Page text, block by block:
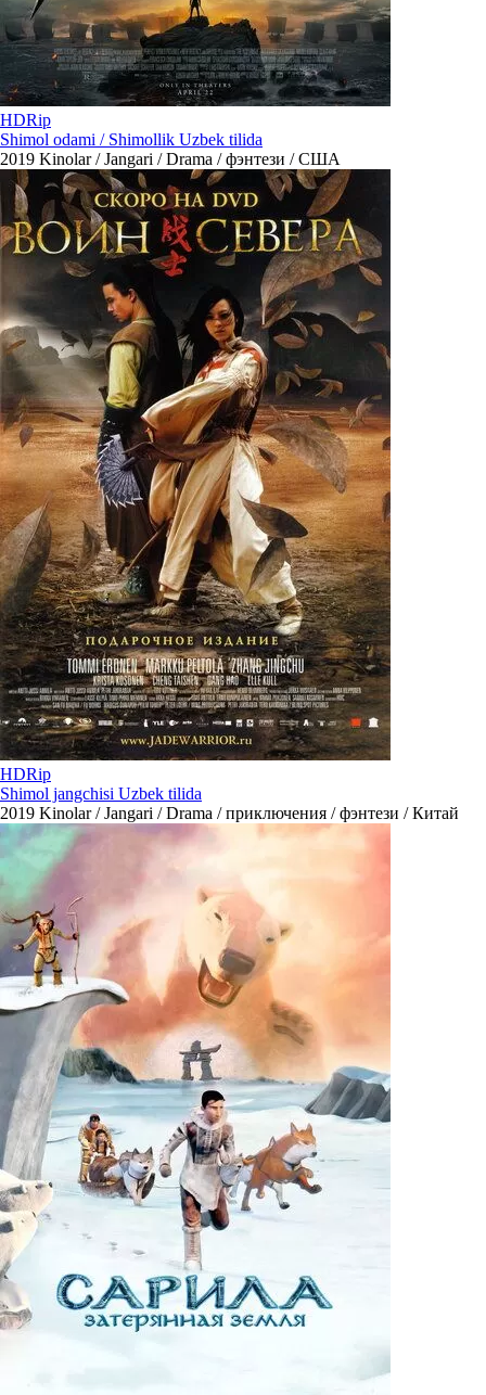
HDRip
Shimol odami / Shimollik Uzbek tilida
2019 Kinolar / Jangari / Drama / фэнтези / США
HDRip
Shimol jangchisi Uzbek tilida
2019 Kinolar / Jangari / Drama / приключения / фэнтези / Китай